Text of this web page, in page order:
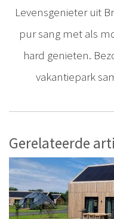
Levensgenieter uit
pur sang met als
hard genieten.
vakantiepark
Gerelateerde